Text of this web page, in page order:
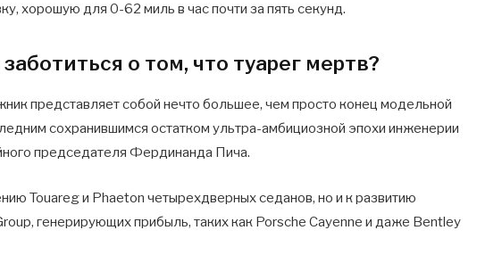
хорошую для 0-62 миль в час почти за пять секунд.
о том, что туарег мертв?
представляет собой нечто большее, чем просто конец модельной
сохранившимся остатком ультра-амбициозной эпохи инженерии
председателя Фердинанда Пича.
Touareg и Phaeton четырехдверных седанов, но и к развитию
генерирующих прибыль, таких как Porsche Cayenne и даже Bentley